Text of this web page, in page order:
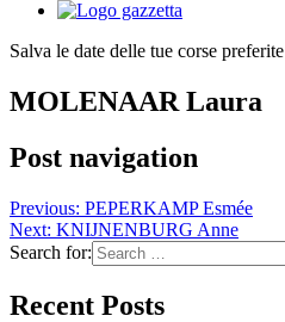
Salva le date delle tue corse preferite
MOLENAAR Laura
Post navigation
Previous: PEPERKAMP Esmée
Next: KNIJNENBURG Anne
Search for:
Recent Posts